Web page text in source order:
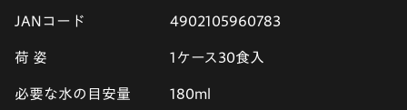
JANコード 4902105960783
荷 姿 1ケース30食入
必要な水の目安量 180ml